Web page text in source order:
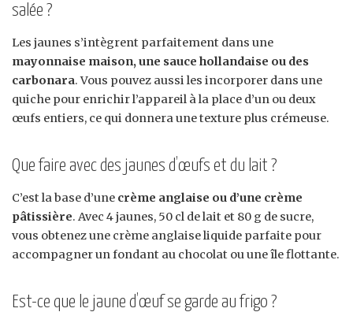
salée ?
Les jaunes s’intègrent parfaitement dans une
mayonnaise maison, une sauce hollandaise ou des
carbonara. Vous pouvez aussi les incorporer dans une
quiche pour enrichir l’appareil à la place d’un ou deux
œufs entiers, ce qui donnera une texture plus crémeuse.
Que faire avec des jaunes d’œufs et du lait ?
C’est la base d’une crème anglaise ou d’une crème
pâtissière. Avec 4 jaunes, 50 cl de lait et 80 g de sucre,
vous obtenez une crème anglaise liquide parfaite pour
accompagner un fondant au chocolat ou une île flottante.
Est-ce que le jaune d’œuf se garde au frigo ?